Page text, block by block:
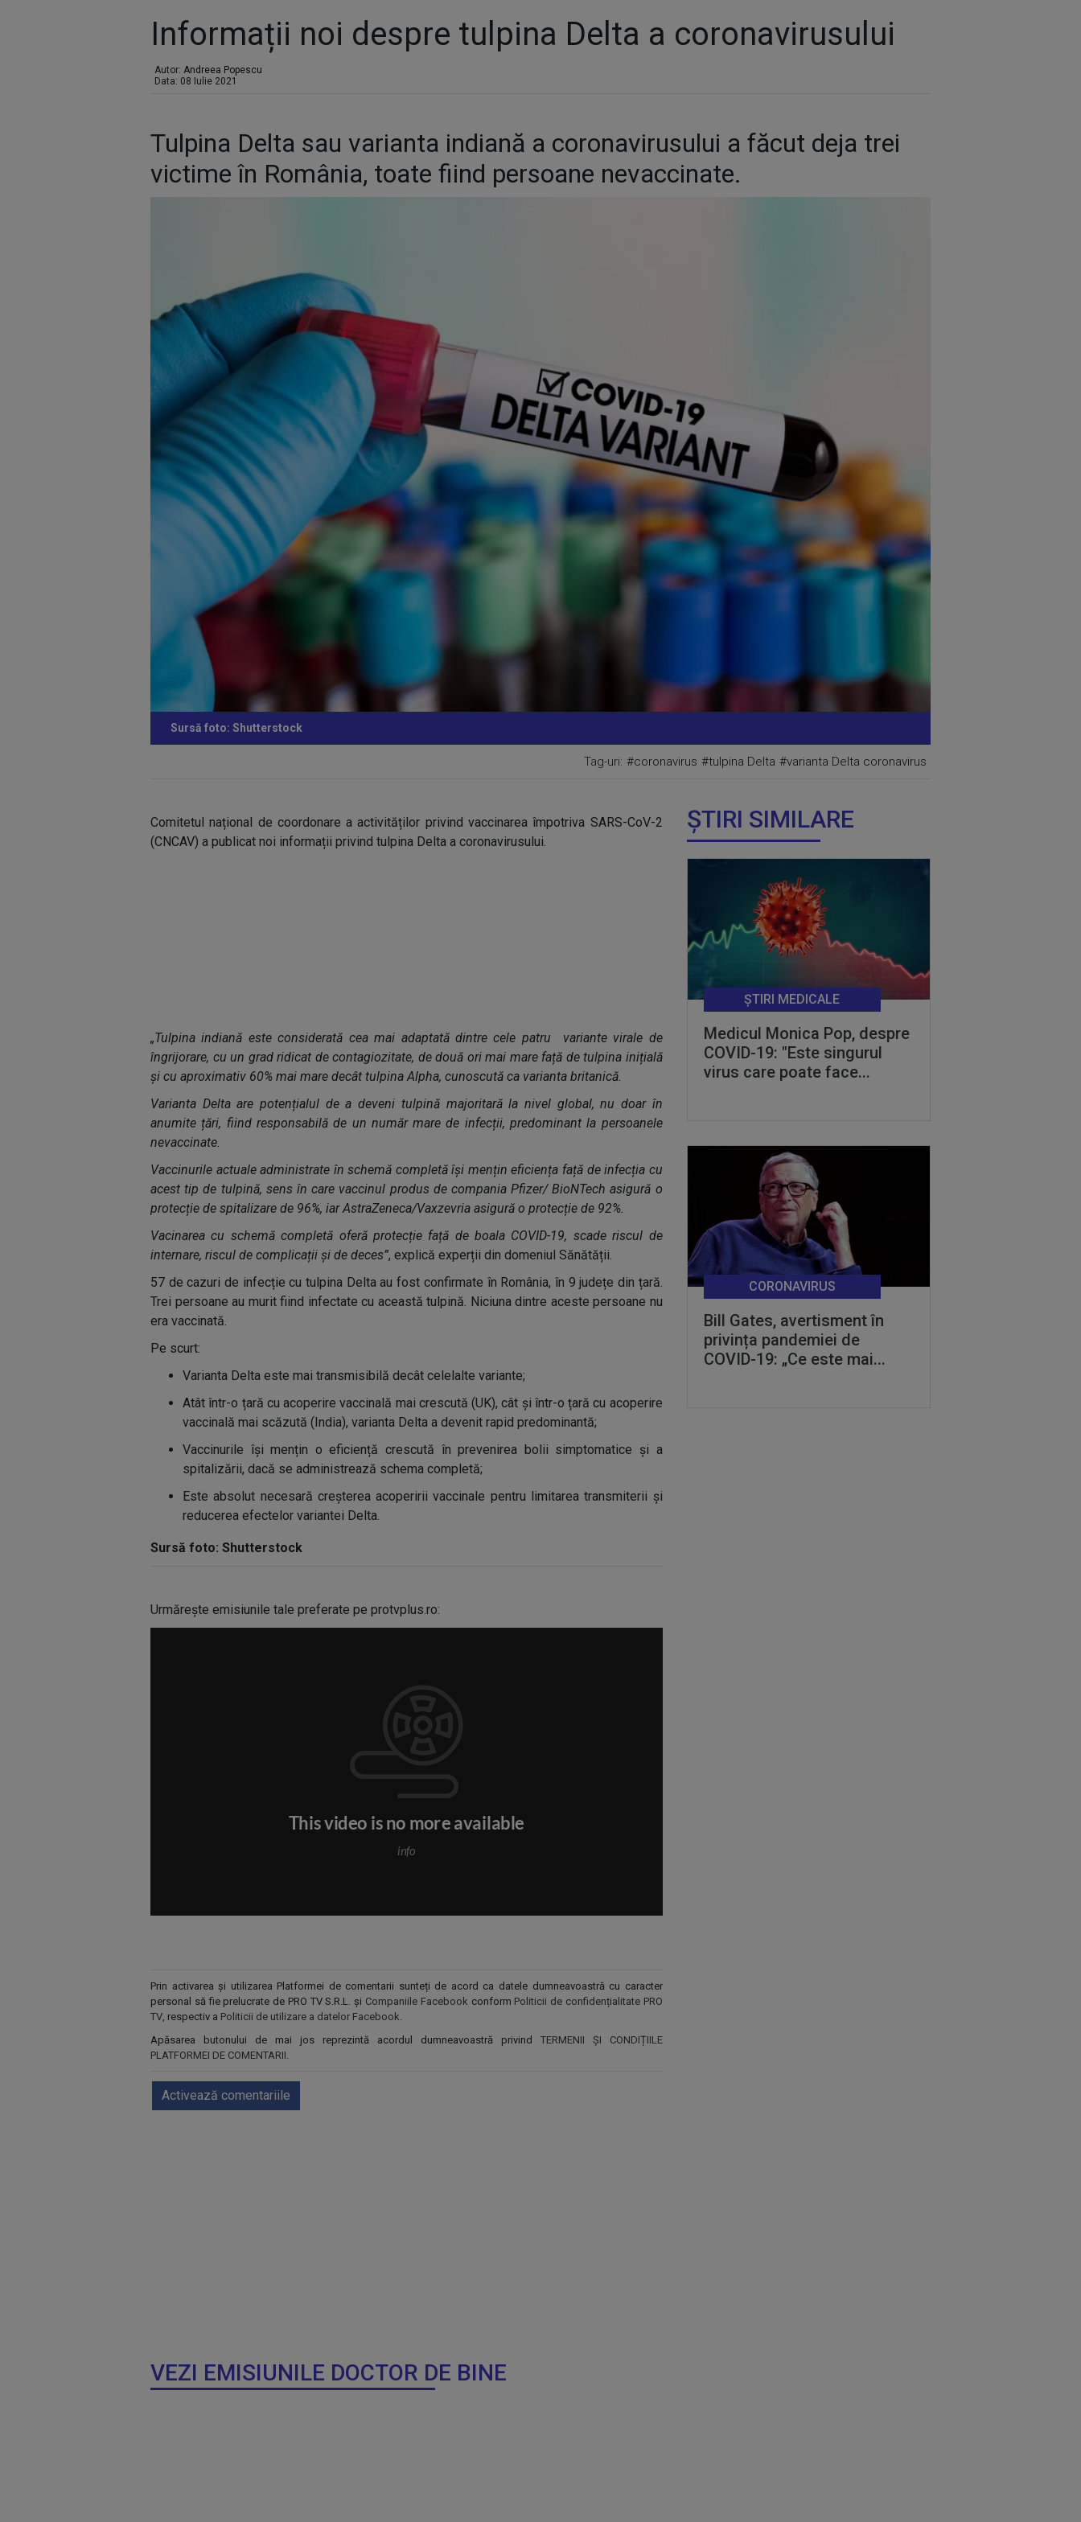
Informații noi despre tulpina Delta a coronavirusului
Autor: Andreea Popescu
Data: 08 Iulie 2021
Tulpina Delta sau varianta indiană a coronavirusului a făcut deja trei
victime în România, toate fiind persoane nevaccinate.
Sursă foto: Shutterstock
Tag-uri: #coronavirus #tulpina Delta #varianta Delta coronavirus
Comitetul național de coordonare a activităților privind vaccinarea împotriva SARS-CoV-2
(CNCAV) a publicat noi informații privind tulpina Delta a coronavirusului.
„Tulpina indiană este considerată cea mai adaptată dintre cele patru
variante virale de
îngrijorare, cu un grad ridicat de contagiozitate, de două ori mai mare față de tulpina inițială
și cu aproximativ 60% mai mare decât tulpina Alpha, cunoscută ca varianta britanică.
Varianta Delta are potențialul de a deveni tulpină majoritară la nivel global, nu doar în
anumite țări, fiind responsabilă de un număr mare de infecții, predominant la persoanele
nevaccinate.
Vaccinurile actuale administrate în schemă completă își mențin eficiența față de infecția cu
acest tip de tulpină, sens în care vaccinul produs de compania Pfizer/ BioNTech asigură o
protecție de spitalizare de 96%, iar AstraZeneca/Vaxzevria asigură o protecție de 92%.
Vacinarea cu schemă completă oferă protecție față de boala COVID-19, scade riscul de
internare, riscul de complicații și de deces”, explică experții din domeniul Sănătății.
57 de cazuri de infecție cu tulpina Delta au fost confirmate în România, în 9 județe din țară.
Trei persoane au murit fiind infectate cu această tulpină. Niciuna dintre aceste persoane nu
era vaccinată.
Pe scurt:
Varianta Delta este mai transmisibilă decât celelalte variante;
Atât într-o țară cu acoperire vaccinală mai crescută (UK), cât și într-o țară cu acoperire
vaccinală mai scăzută (India), varianta Delta a devenit rapid predominantă;
Vaccinurile își mențin o eficiență crescută în prevenirea bolii simptomatice și a
spitalizării, dacă se administrează schema completă;
Este absolut necesară creșterea acoperirii vaccinale pentru limitarea transmiterii și
reducerea efectelor variantei Delta.
Sursă foto: Shutterstock
Urmărește emisiunile tale preferate pe protvplus.ro:
Prin activarea și utilizarea Platformei de comentarii sunteți de acord ca datele dumneavoastră cu caracter
personal să fie prelucrate de PRO TV S.R.L. și Companiile Facebook conform Politicii de confidențialitate PRO
TV, respectiv a Politicii de utilizare a datelor Facebook.
Apăsarea butonului de mai jos reprezintă acordul dumneavoastră privind TERMENII ȘI CONDIȚIILE
PLATFORMEI DE COMENTARII.
Activează comentariile
ȘTIRI SIMILARE
Medicul Monica Pop, despre
COVID-19: "Este singurul
virus care poate face...
ȘTIRI MEDICALE
Bill Gates, avertisment în
privința pandemiei de
COVID-19: „Ce este mai...
CORONAVIRUS
VEZI EMISIUNILE DOCTOR DE BINE